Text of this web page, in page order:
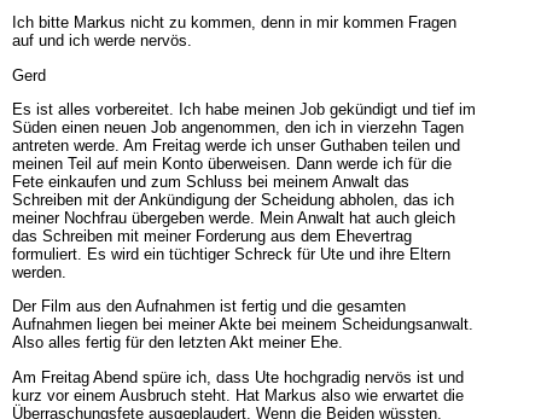
Ich bitte Markus nicht zu kommen, denn in mir kommen Fragen
auf und ich werde nervös.
Gerd
Es ist alles vorbereitet. Ich habe meinen Job gekündigt und tief im
Süden einen neuen Job angenommen, den ich in vierzehn Tagen
antreten werde. Am Freitag werde ich unser Guthaben teilen und
meinen Teil auf mein Konto überweisen. Dann werde ich für die
Fete einkaufen und zum Schluss bei meinem Anwalt das
Schreiben mit der Ankündigung der Scheidung abholen, das ich
meiner Nochfrau übergeben werde. Mein Anwalt hat auch gleich
das Schreiben mit meiner Forderung aus dem Ehevertrag
formuliert. Es wird ein tüchtiger Schreck für Ute und ihre Eltern
werden.
Der Film aus den Aufnahmen ist fertig und die gesamten
Aufnahmen liegen bei meiner Akte bei meinem Scheidungsanwalt.
Also alles fertig für den letzten Akt meiner Ehe.
Am Freitag Abend spüre ich, dass Ute hochgradig nervös ist und
kurz vor einem Ausbruch steht. Hat Markus also wie erwartet die
Überraschungsfete ausgeplaudert. Wenn die Beiden wüssten.